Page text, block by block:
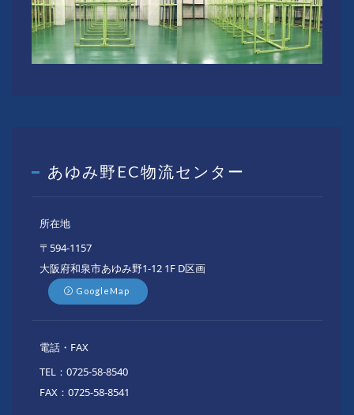
あゆみ野EC物流センター
所在地
〒594-1157
大阪府和泉市あゆみ野1-12 1F D区画
GoogleMap
電話・FAX
TEL：0725-58-8540
FAX：0725-58-8541